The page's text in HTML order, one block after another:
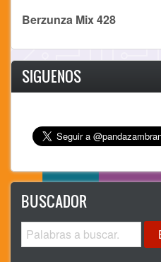
Berzunza Mix 428
SIGUENOS
BUSCADOR
Busqueshon